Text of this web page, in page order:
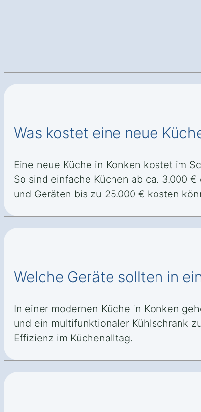
Was kostet eine neue
Eine neue Küche in Konken kostet im
So sind einfache Küchen ab ca. 3.000
und Geräten bis zu 25.000 € kosten
Welche Geräte sollten in
In einer modernen Küche in Konken
und ein multifunktionaler Kühlschrank
Effizienz im Küchenalltag.